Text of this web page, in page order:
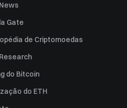
Gate
de Criptomoedas
do Bitcoin
do ETH